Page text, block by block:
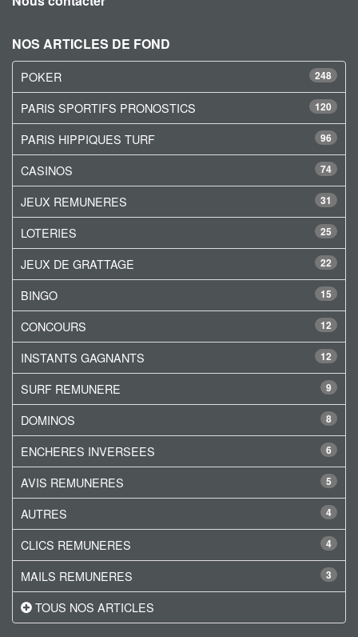
NOS ARTICLES DE FOND
248
POKER
120
PARIS SPORTIFS PRONOSTICS
96
PARIS HIPPIQUES TURF
74
CASINOS
31
JEUX REMUNERES
25
LOTERIES
22
JEUX DE GRATTAGE
15
BINGO
12
CONCOURS
12
INSTANTS GAGNANTS
9
SURF REMUNERE
8
DOMINOS
6
ENCHERES INVERSEES
5
AVIS REMUNERES
4
AUTRES
4
CLICS REMUNERES
3
MAILS REMUNERES
TOUS NOS ARTICLES